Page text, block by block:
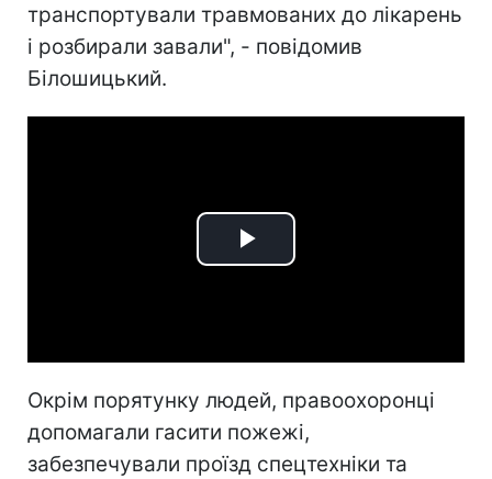
транспортували травмованих до лікарень
і розбирали завали", - повідомив
Білошицький.
Play
Окрім порятунку людей, правоохоронці
допомагали гасити пожежі,
забезпечували проїзд спецтехніки та